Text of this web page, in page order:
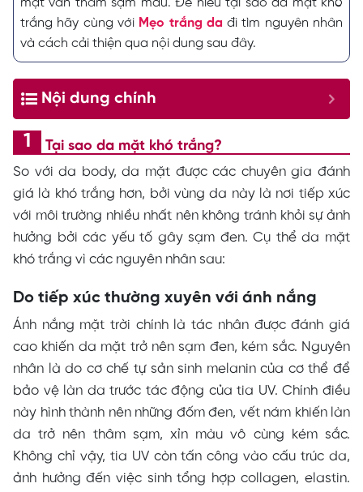
mặt vẫn thâm sạm màu. Để hiểu tại sao da mặt khó
trắng hãy cùng với Mẹo trắng da đi tìm nguyên nhân
và cách cải thiện qua nội dung sau đây.
Nội dung chính
Tại sao da mặt khó trắng?
So với da body, da mặt được các chuyên gia đánh
giá là khó trắng hơn, bởi vùng da này là nơi tiếp xúc
với môi trường nhiều nhất nên không tránh khỏi sự ảnh
hưởng bởi các yếu tố gây sạm đen. Cụ thể da mặt
khó trắng vì các nguyên nhân sau:
Do tiếp xúc thường xuyên với ánh nắng
Ánh nắng mặt trời chính là tác nhân được đánh giá
cao khiến da mặt trở nên sạm đen, kém sắc. Nguyên
nhân là do cơ chế tự sản sinh melanin của cơ thể để
bảo vệ làn da trước tác động của tia UV. Chính điều
này hình thành nên những đốm đen, vết nám khiến làn
da trở nên thâm sạm, xỉn màu vô cùng kém sắc.
Không chỉ vậy, tia UV còn tấn công vào cấu trúc da,
ảnh hưởng đến việc sinh tổng hợp collagen, elastin.